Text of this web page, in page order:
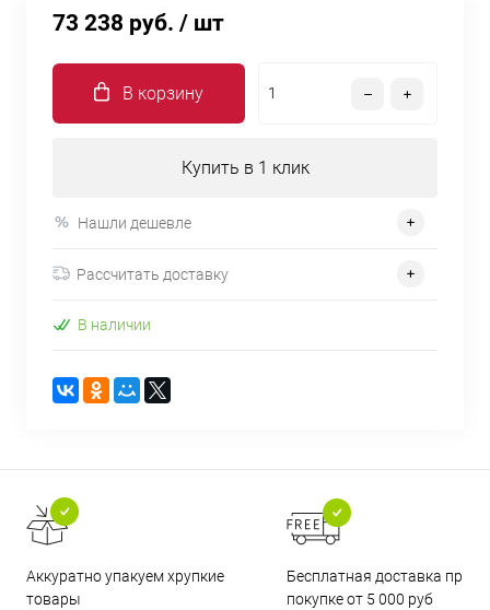
73 238 руб. / шт
В корзину
Купить в 1 клик
Нашли дешевле
Рассчитать доставку
В наличии
Аккуратно упакуем хрупкие
товары
Бесплатная доставка при
покупке от 5 000 руб